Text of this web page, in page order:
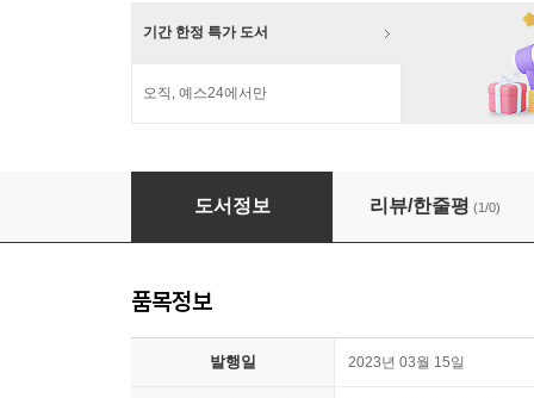
기간 한정 특가 도서
오직, 예스24에서만
중국식 현대화와 시진핑 리더십
도서정보 리뷰/한줄평 (1/0)
품목정보
발행일 2023년 03월 15일